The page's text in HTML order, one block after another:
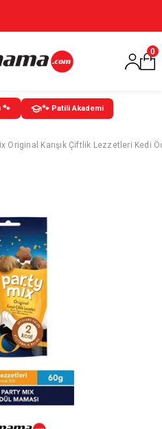
0
🐾 🐾 Patili Akademi
Original Karışık Çiftlik Lezzetleri Kedi